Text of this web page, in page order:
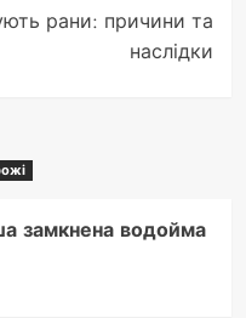
рани: причини та
наслідки
замкнена водойма